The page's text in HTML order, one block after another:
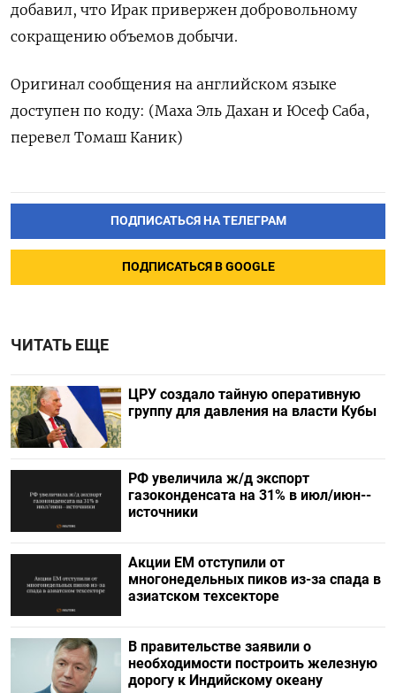
добавил, что Ирак привержен добровольному
сокращению объемов добычи.
Оригинал сообщения на английском языке
доступен по коду: (Маха Эль Дахан и Юсеф Саба,
перевел Томаш Каник)
ПОДПИСАТЬСЯ НА ТЕЛЕГРАМ
ПОДПИСАТЬСЯ В GOOGLE
ЧИТАТЬ ЕЩЕ
ЦРУ создало тайную оперативную
группу для давления на власти Кубы
РФ увеличила ж/д экспорт
газоконденсата на 31% в июл/июн--
источники
Акции ЕМ отступили от
многонедельных пиков из-за спада в
азиатском техсекторе
В правительстве заявили о
необходимости построить железную
дорогу к Индийскому океану